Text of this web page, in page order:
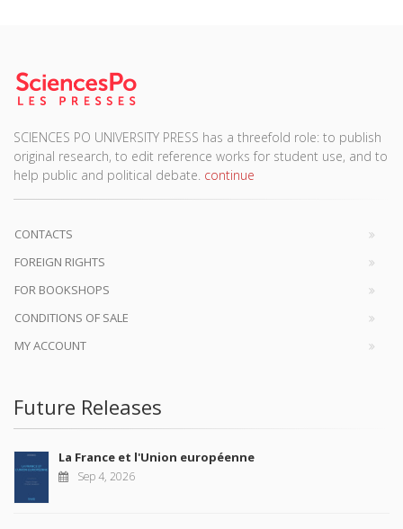
SCIENCES PO UNIVERSITY PRESS has a threefold role: to publish
original research, to edit reference works for student use, and to
help public and political debate. continue
CONTACTS
FOREIGN RIGHTS
FOR BOOKSHOPS
CONDITIONS OF SALE
MY ACCOUNT
Future Releases
La France et l'Union européenne
Sep 4, 2026